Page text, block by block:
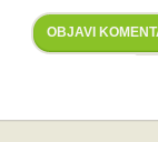
OBJAVI